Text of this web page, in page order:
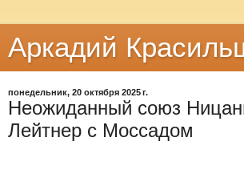
Аркадий
понедельник, 20 октября 2025 г.
Неожиданный союз
Лейтнер с Моссадом